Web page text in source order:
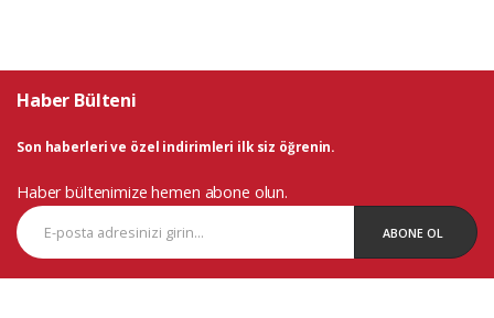
Haber Bülteni
Son haberleri ve özel indirimleri ilk siz öğrenin.
Haber bültenimize hemen abone olun.
ABONE OL